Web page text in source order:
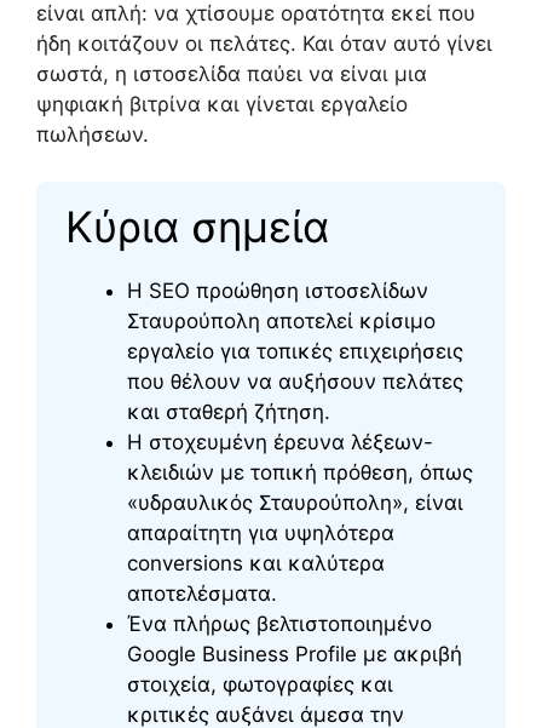
είναι απλή: να χτίσουμε ορατότητα εκεί που
ήδη κοιτάζουν οι πελάτες. Και όταν αυτό γίνει
σωστά, η ιστοσελίδα παύει να είναι μια
ψηφιακή βιτρίνα και γίνεται εργαλείο
πωλήσεων.
Κύρια σημεία
Η SEO προώθηση ιστοσελίδων
Σταυρούπολη αποτελεί κρίσιμο
εργαλείο για τοπικές επιχειρήσεις
που θέλουν να αυξήσουν πελάτες
και σταθερή ζήτηση.
Η στοχευμένη έρευνα λέξεων-
κλειδιών με τοπική πρόθεση, όπως
«υδραυλικός Σταυρούπολη», είναι
απαραίτητη για υψηλότερα
conversions και καλύτερα
αποτελέσματα.
Ένα πλήρως βελτιστοποιημένο
Google Business Profile με ακριβή
στοιχεία, φωτογραφίες και
κριτικές αυξάνει άμεσα την